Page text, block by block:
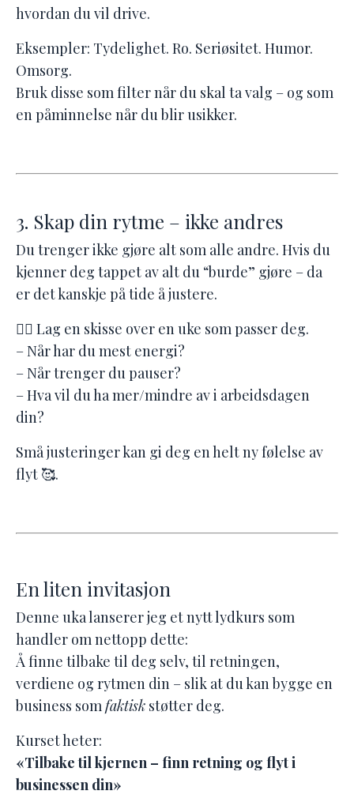
hvordan du vil drive.
Eksempler: Tydelighet. Ro. Seriøsitet. Humor.
Omsorg.
Bruk disse som filter når du skal ta valg – og som
en påminnelse når du blir usikker.
3. Skap din rytme – ikke andres
Du trenger ikke gjøre alt som alle andre. Hvis du
kjenner deg tappet av alt du “burde” gjøre – da
er det kanskje på tide å justere.
👉🏻 Lag en skisse over en uke som passer deg.
– Når har du mest energi?
– Når trenger du pauser?
– Hva vil du ha mer/mindre av i arbeidsdagen
din?
Små justeringer kan gi deg en helt ny følelse av
flyt 🥰.
En liten invitasjon
Denne uka lanserer jeg et nytt lydkurs som
handler om nettopp dette:
Å finne tilbake til deg selv, til retningen,
verdiene og rytmen din – slik at du kan bygge en
business som faktisk støtter deg.
Kurset heter:
«Tilbake til kjernen – finn retning og flyt i
businessen din»